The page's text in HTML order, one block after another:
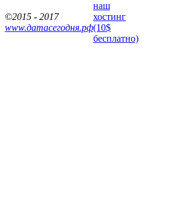
©2015 - 2017
www.датасегодня.рф
наш
хостинг
(10$
бесплатно)